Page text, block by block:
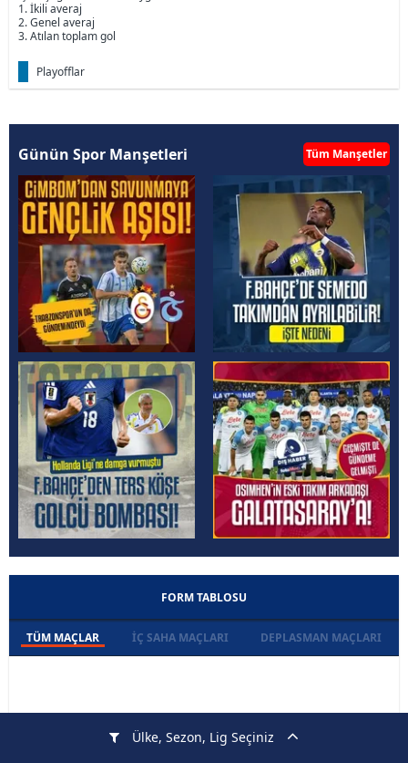
Ülke, Sezon, Lig Seçiniz
1. İkili averaj
2. Genel averaj
3. Atılan toplam gol
Playofflar
Günün Spor Manşetleri Tüm Manşetler
FORM TABLOSU
TÜM MAÇLAR İÇ SAHA MAÇLARI DEPLASMAN MAÇLARI